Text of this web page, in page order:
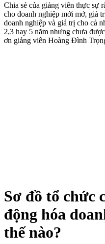
Chia sẻ của giảng viên thực sự
cho doanh nghiệp mới mở, giá
doanh nghiệp và giá trị cho cả
2,3 hay 5 năm nhưng chưa
ơn giảng viên Hoàng Đình
Sơ đồ tổ chức
động hóa
thế nào?